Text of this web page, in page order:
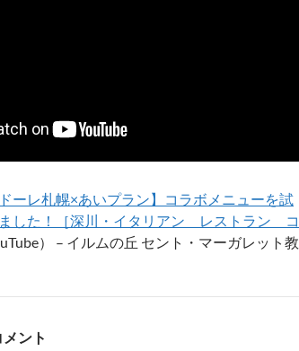
ーレ札幌×あいプラン】コラボメニューを試
した！［深川・イタリアン レストラン コ
） – イルムの丘 セント・マーガレット教
ント